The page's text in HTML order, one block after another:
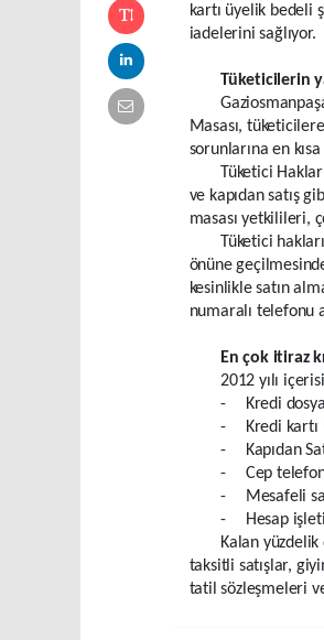
kartı üyelik bedeli
iadelerini sağlıyor.
Tüketicilerin
Masası,
sorunlarına en
Tüketici
ve kapıdan satış
masası yetkilileri,
Tüketici
önüne
kesinlikle satın
numaralı telefonu
En çok itiraz
2012 yılı
-
Kredi
-
Kredi
-
Kapıdan
-
Cep
-
Mesafeli
-
Hesap
Kalan
taksitli satışlar,
tatil sözleşmeleri